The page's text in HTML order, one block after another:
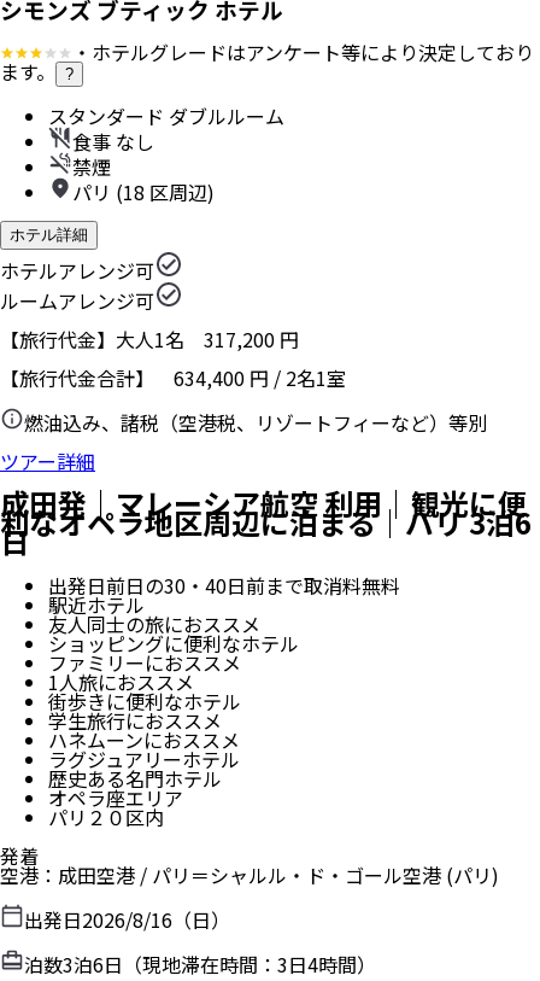
シモンズ ブティック ホテル
・ホテルグレードはアンケート等により決定しており
ます。 ?
スタンダード ダブルルーム
食事 なし
禁煙
パリ (18 区周辺)
ホテル詳細
ホテルアレンジ可
ルームアレンジ可
【旅行代金】大人1名 317,200 円
【旅行代金合計】 634,400 円 / 2名1室
燃油込み、諸税（空港税、リゾートフィーなど）等別
ツアー詳細
成田発｜マレーシア航空 利用｜観光に便
利なオペラ地区周辺に泊まる｜パリ 3泊6
日
出発日前日の30・40日前まで取消料無料
駅近ホテル
友人同士の旅におススメ
ショッピングに便利なホテル
ファミリーにおススメ
1人旅におススメ
街歩きに便利なホテル
学生旅行におススメ
ハネムーンにおススメ
ラグジュアリーホテル
歴史ある名門ホテル
オペラ座エリア
パリ２０区内
発着
空港 ： 成田空港 / パリ＝シャルル・ド・ゴール空港 (パリ)
出発日2026/8/16（日）
泊数3泊6日（現地滞在時間： 3日4時間）